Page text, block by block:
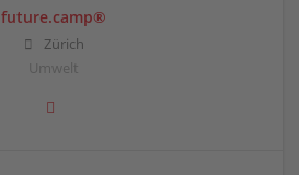
future.camp®
Zürich
Umwelt